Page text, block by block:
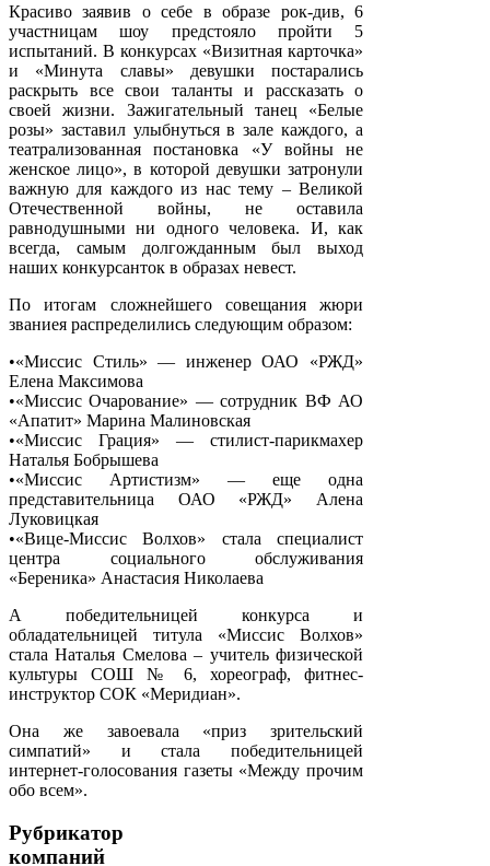
Красиво заявив о себе в образе рок-див, 6
участницам шоу предстояло пройти 5
испытаний. В конкурсах «Визитная карточка»
и «Минута славы» девушки постарались
раскрыть все свои таланты и рассказать о
своей жизни. Зажигательный танец «Белые
розы» заставил улыбнуться в зале каждого, а
театрализованная постановка «У войны не
женское лицо», в которой девушки затронули
важную для каждого из нас тему – Великой
Отечественной войны, не оставила
равнодушными ни одного человека. И, как
всегда, самым долгожданным был выход
наших конкурсанток в образах невест.
По итогам сложнейшего совещания жюри
званиея распределились следующим образом:
•«Миссис Стиль» — инженер ОАО «РЖД»
Елена Максимова
•«Миссис Очарование» — сотрудник ВФ АО
«Апатит» Марина Малиновская
•«Миссис Грация» — стилист-парикмахер
Наталья Бобрышева
•«Миссис Артистизм» — еще одна
представительница ОАО «РЖД» Алена
Луковицкая
•«Вице-Миссис Волхов» стала специалист
центра социального обслуживания
«Береника» Анастасия Николаева
А победительницей конкурса и
обладательницей титула «Миссис Волхов»
стала Наталья Смелова – учитель физической
культуры СОШ № 6, хореограф, фитнес-
инструктор СОК «Меридиан».
Она же завоевала «приз зрительский
симпатий» и стала победительницей
интернет-голосования газеты «Между прочим
обо всем».
Рубрикатор
компаний